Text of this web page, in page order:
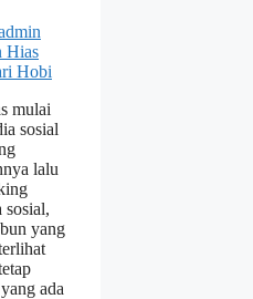
mulai
sosial
lalu
sosial,
yang
ada